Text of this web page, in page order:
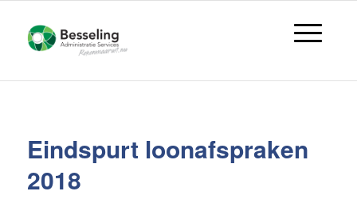
Eindspurt loonafspraken
2018